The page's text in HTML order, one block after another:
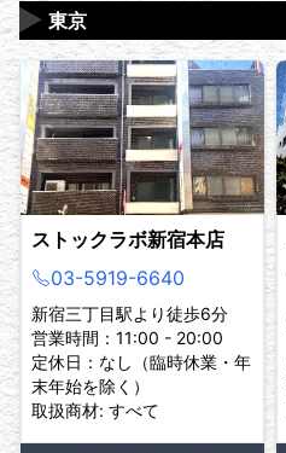
東京
▶
ストックラボ新宿本店
03-5919-6640
新宿三丁目駅より徒歩6分
営業時間：11:00 - 20:00
定休日：なし（臨時休業・年
末年始を除く）
取扱商材: すべて